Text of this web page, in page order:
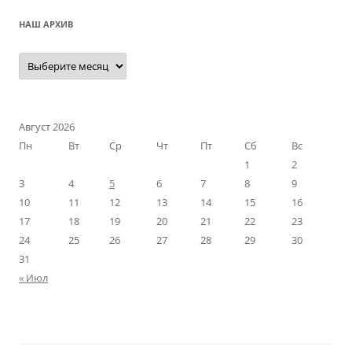
НАШ АРХИВ
Наш
архив
Август 2026
Пн
Вт Ср Чт Пт Сб
Вс
1
2
3
4 5 6 7 8
9
10
11 12 13 14 15
16
17
18 19 20 21 22
23
24
25 26 27 28 29
30
31
« Июл